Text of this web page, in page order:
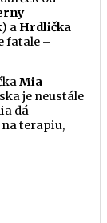
a Hrdlička
fatale –
Mia
je neustále
dá
terapiu,